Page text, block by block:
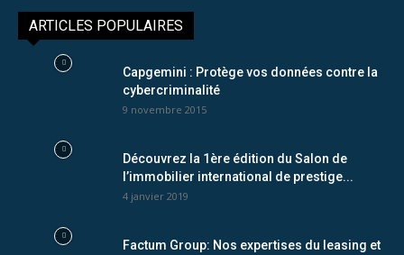
ARTICLES POPULAIRES
Capgemini : Protège vos données contre la
cybercriminalité
9 novembre 2015
Découvrez la 1ère édition du Salon de
l’immobilier international de prestige...
4 janvier 2019
Factum Group: Nos expertises du leasing et